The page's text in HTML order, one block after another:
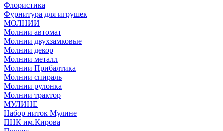
Флористика
Фурнитура для игрушек
МОЛНИИ
Молнии автомат
Молнии двухзамковые
Молнии декор
Молнии металл
Молнии Прибалтика
Молнии спираль
Молнии рулонка
Молнии трактор
МУЛИНЕ
Набор ниток Мулине
ПНК им.Кирова